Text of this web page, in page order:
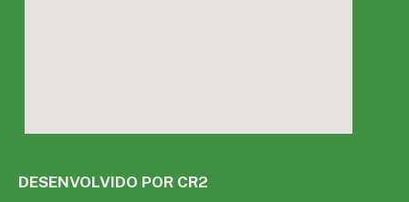
DESENVOLVIDO POR CR2